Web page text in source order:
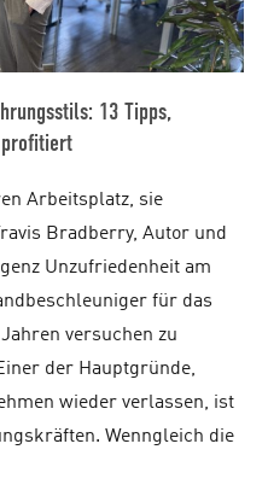
13 Tipps,
Arbeitsplatz, sie
Bradberry, Autor und
Unzufriedenheit am
für das
versuchen zu
der Hauptgründe,
wieder verlassen, ist
Wenngleich die